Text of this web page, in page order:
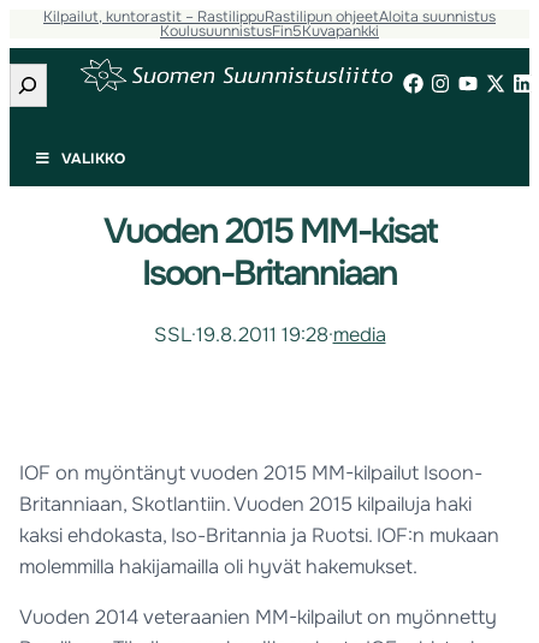
Kilpailut, kuntorastit – RastilippuRastilipun ohjeetAloita suunnistus
KoulusuunnistusFin5Kuvapankki
Etsi
VALIKKO
Vuoden 2015 MM-kisat
Isoon-Britanniaan
SSL·19.8.2011 19:28·media
IOF on myöntänyt vuoden 2015 MM-kilpailut Isoon-
Britanniaan, Skotlantiin. Vuoden 2015 kilpailuja haki
kaksi ehdokasta, Iso-Britannia ja Ruotsi. IOF:n mukaan
molemmilla hakijamailla oli hyvät hakemukset.
Vuoden 2014 veteraanien MM-kilpailut on myönnetty